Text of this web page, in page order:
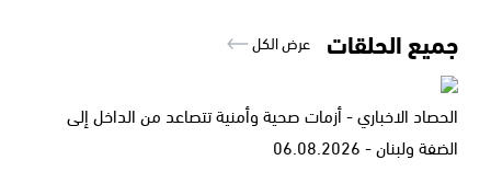
جميع الحلقات عرض الكل
الحصاد الاخباري - أزمات صحية وأمنية تتصاعد من الداخل إلى
الضفة ولبنان - 06.08.2026